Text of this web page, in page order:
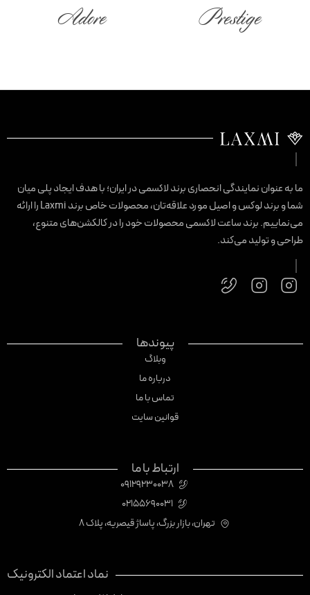
Prestige
Adore
به عنوان نمایندگی انحصاری برند لاکسمی در ایران؛ با هدف ایجاد پلی میان
شما و برند لوکس و اصیل مورد علاقه‌تان، محصولات خاص برند Laxmi را ارائه
برند ساعت لاکسمی محصولات خود را در کالکشن‌های متنوع،
و تولید می‌کند.
پیوندها
وبلاگ
درباره ما
تماس با ما
قوانین سایت
ارتباط با ما
09129230038
02155690031
تهران، بازار بزرگ، پاساژ قیصریه، پلاک 8
نماد اعتماد الکترونیک